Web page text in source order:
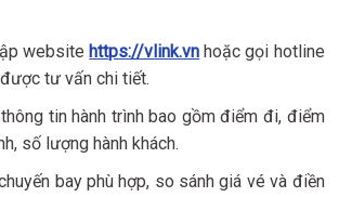
website https://vlink.vn hoặc gọi hotline
tư vấn chi tiết.
tin hành trình bao gồm điểm đi, điểm
số lượng hành khách.
bay phù hợp, so sánh giá vé và điền